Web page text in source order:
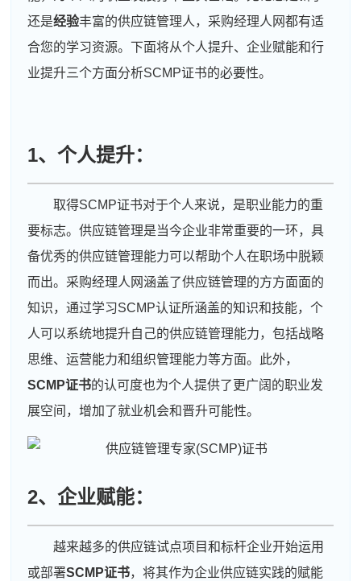
还是经验丰富的供应链管理人，采购经理人网都有适
合您的学习资源。下面将从个人提升、企业赋能和行
业提升三个方面分析SCMP证书的必要性。
1、个人提升：
取得SCMP证书对于个人来说，是职业能力的重
要标志。供应链管理是当今企业非常重要的一环，具
备优秀的供应链管理能力可以帮助个人在职场中脱颖
而出。采购经理人网涵盖了供应链管理的方方面面的
知识，通过学习SCMP认证所涵盖的知识和技能，个
人可以系统地提升自己的供应链管理能力，包括战略
思维、运营能力和组织管理能力等方面。此外，
SCMP证书的认可度也为个人提供了更广阔的职业发
展空间，增加了就业机会和晋升可能性。
2、企业赋能：
越来越多的供应链试点项目和标杆企业开始运用
或部署SCMP证书，将其作为企业供应链实践的赋能